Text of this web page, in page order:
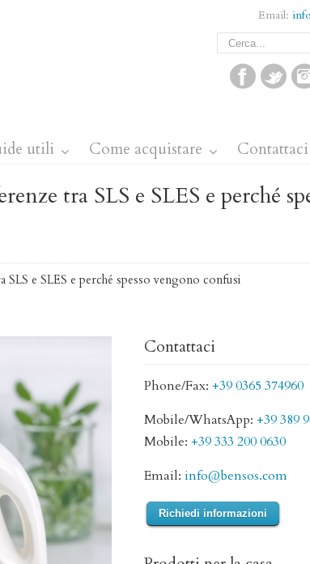
Email:
utili Come acquistare Contattaci
tra SLS e SLES e perché
e SLES e perché spesso vengono confusi
Contattaci
Phone/Fax: +39 0365 374960
Mobile/WhatsApp: +39 389
Mobile: +39 333 200 0630
Email: info@bensos.com
Richiedi informazioni